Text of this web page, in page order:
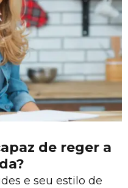
de reger a
e seu estilo de